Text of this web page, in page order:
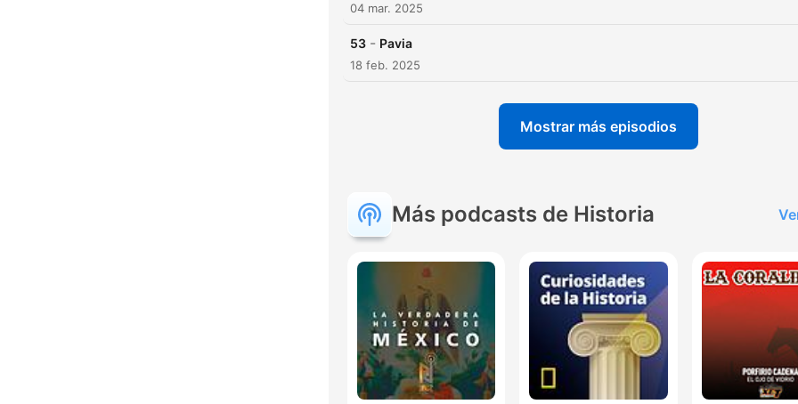
04 mar. 2025
53 - Pavia
18 feb. 2025
Mostrar más episodios
Más podcasts de Historia